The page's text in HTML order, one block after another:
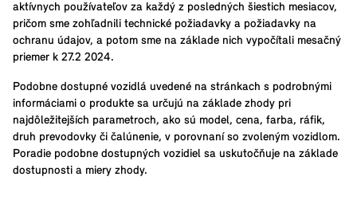
aktívnych používateľov za každý z posledných šiestich mesiacov,
pričom sme zohľadnili technické požiadavky a požiadavky na
ochranu údajov, a potom sme na základe nich vypočítali mesačný
priemer k 27.2 2024.
Podobne dostupné vozidlá uvedené na stránkach s podrobnými
informáciami o produkte sa určujú na základe zhody pri
najdôležitejších parametroch, ako sú model, cena, farba, ráfik,
druh prevodovky či čalúnenie, v porovnaní so zvoleným vozidlom.
Poradie podobne dostupných vozidiel sa uskutočňuje na základe
dostupnosti a miery zhody.